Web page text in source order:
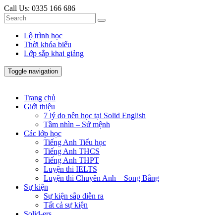
Call Us: 0335 166 686
Lộ trình học
Thời khóa biểu
Lớp sắp khai giảng
Toggle navigation
Trang chủ
Giới thiệu
7 lý do nên học tại Solid English
Tầm nhìn – Sứ mệnh
Các lớp học
Tiếng Anh Tiểu học
Tiếng Anh THCS
Tiếng Anh THPT
Luyện thi IELTS
Luyện thi Chuyên Anh – Song Bằng
Sự kiện
Sự kiện sắp diễn ra
Tất cả sự kiện